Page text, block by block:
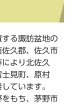
る諏訪盆地の
久郡、佐久市
より北佐久
見町、原村
ています。
もち、茅野市